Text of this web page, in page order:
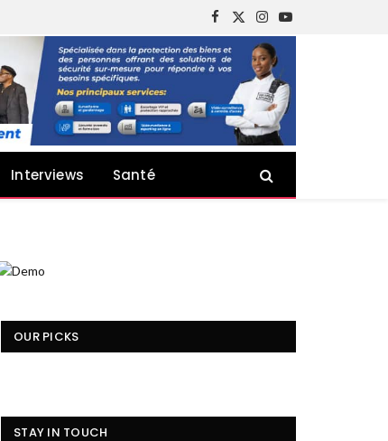
Facebook
X
(Twitter)
Instagram
YouTube
Interviews Santé
OUR PICKS
STAY IN TOUCH